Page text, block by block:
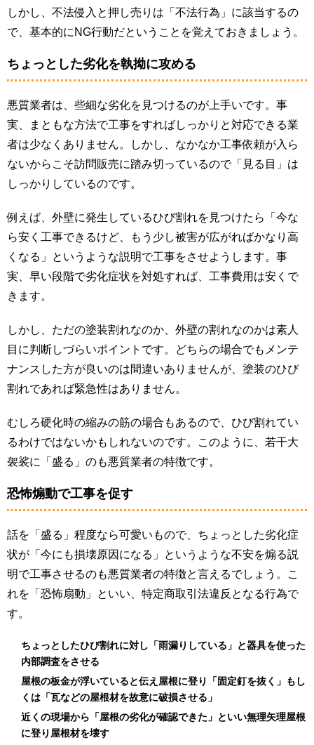
しかし、不法侵入と押し売りは「不法行為」に該当するの
で、基本的にNG行動だということを覚えておきましょう。
ちょっとした劣化を執拗に攻める
悪質業者は、些細な劣化を見つけるのが上手いです。事
実、まともな方法で工事をすればしっかりと対応できる業
者は少なくありません。しかし、なかなか工事依頼が入ら
ないからこそ訪問販売に踏み切っているので「見る目」は
しっかりしているのです。
例えば、外壁に発生しているひび割れを見つけたら「今な
ら安く工事できるけど、もう少し被害が広がればかなり高
くなる」というような説明で工事をさせようします。事
実、早い段階で劣化症状を対処すれば、工事費用は安くで
きます。
しかし、ただの塗装割れなのか、外壁の割れなのかは素人
目に判断しづらいポイントです。どちらの場合でもメンテ
ナンスした方が良いのは間違いありませんが、塗装のひび
割れであれば緊急性はありません。
むしろ硬化時の縮みの筋の場合もあるので、ひび割れてい
るわけではないかもしれないのです。このように、若干大
袈裟に「盛る」のも悪質業者の特徴です。
恐怖煽動で工事を促す
話を「盛る」程度なら可愛いもので、ちょっとした劣化症
状が「今にも損壊原因になる」というような不安を煽る説
明で工事させるのも悪質業者の特徴と言えるでしょう。こ
れを「恐怖扇動」といい、特定商取引法違反となる行為で
す。
ちょっとしたひび割れに対し「雨漏りしている」と器具を使った
内部調査をさせる
屋根の板金が浮いていると伝え屋根に登り「固定釘を抜く」もし
くは「瓦などの屋根材を故意に破損させる」
近くの現場から「屋根の劣化が確認できた」といい無理矢理屋根
に登り屋根材を壊す